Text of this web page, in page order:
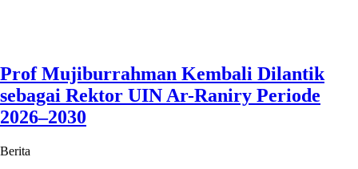
Prof Mujiburrahman Kembali Dilantik
sebagai Rektor UIN Ar-Raniry Periode
2026–2030
Berita